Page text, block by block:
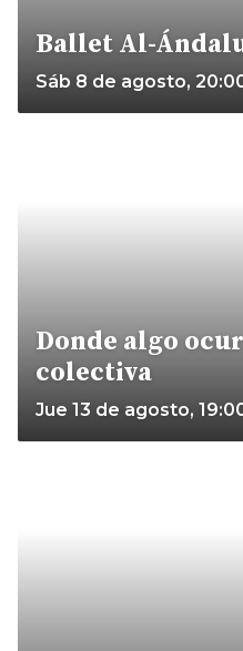
Ballet Al-
Sáb 8 de agosto,
Donde algo
colectiva
Jue 13 de agosto,